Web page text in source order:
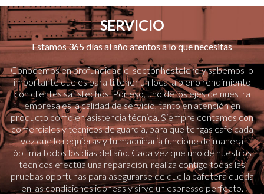
SERVICIO
Estamos 365 días al año atentos a lo que necesitas
Conocemos en profundidad el sector hostelero y sabemos lo
importante que es para ti tener un local a pleno rendimiento
con clientes satisfechos. Por eso, uno de los ejes de nuestra
empresa es la calidad de servicio, tanto en atención en
producto como en asistencia técnica. Siempre contamos con
comerciales y técnicos de guardia, para que tengas café cada
vez que lo requieras y tu maquinaria funcione de manera
óptima todos los días del año. Cada vez que uno de nuestros
técnicos efectúa una reparación, realiza contigo todas las
pruebas oportunas para asegurarse de que la cafetera queda
en las condiciones idóneas y sirve un espresso perfecto.